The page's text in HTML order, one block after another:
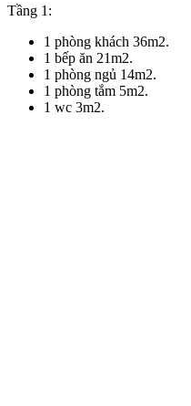
Tầng 1:
1 phòng khách 36m2.
1 bếp ăn 21m2.
1 phòng ngủ 14m2.
1 phòng tắm 5m2.
1 wc 3m2.